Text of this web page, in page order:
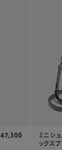
47,300
ミニシ
ックス